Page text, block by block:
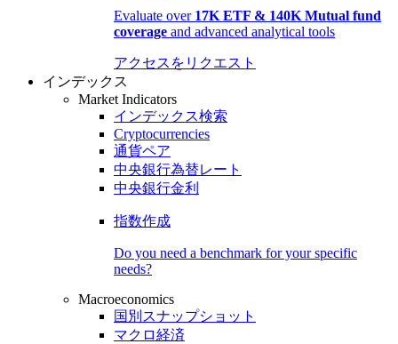
Evaluate over 17K ETF & 140K Mutual fund
coverage and advanced analytical tools
アクセスをリクエスト
インデックス
Market Indicators
インデックス検索
Cryptocurrencies
通貨ペア
中央銀行為替レート
中央銀行金利
指数作成
Do you need a benchmark for your specific
needs?
Macroeconomics
国別スナップショット
マクロ経済